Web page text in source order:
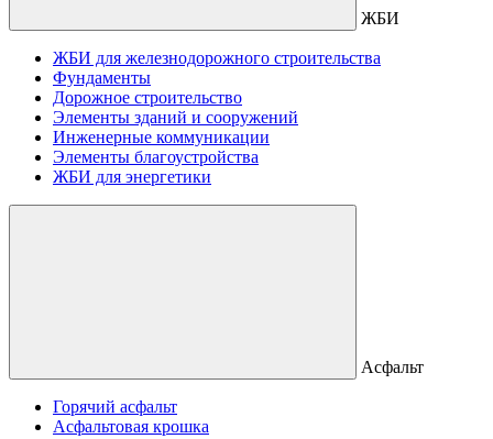
ЖБИ
ЖБИ для железнодорожного строительства
Фундаменты
Дорожное строительство
Элементы зданий и сооружений
Инженерные коммуникации
Элементы благоустройства
ЖБИ для энергетики
Асфальт
Горячий асфальт
Асфальтовая крошка